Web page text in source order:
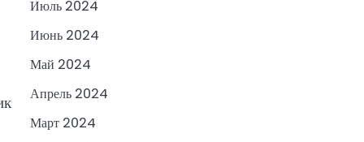
Июль 2024
Июнь 2024
Май 2024
Апрель 2024
Март 2024